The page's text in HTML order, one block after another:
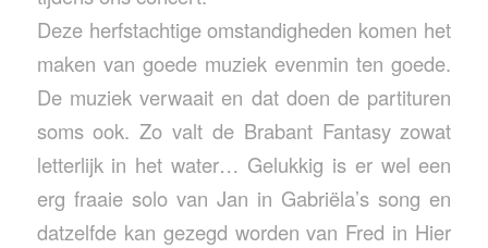
Deze herfstachtige omstandigheden komen het
maken van goede muziek evenmin ten goede.
De muziek verwaait en dat doen de partituren
soms ook. Zo valt de Brabant Fantasy zowat
letterlijk in het water… Gelukkig is er wel een
erg fraaie solo van Jan in Gabriëla’s song en
datzelfde kan gezegd worden van Fred in Hier